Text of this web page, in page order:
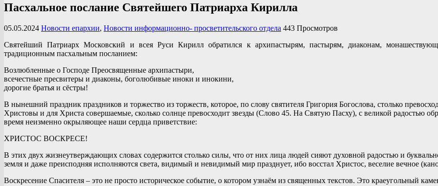
Пасхальное послание Святейшего Патриарха Кирилла
05.05.2024 Новости епархии, Новости информационно- просветительского отдела 443 Просмотров
Святейший Патриарх Московский и всея Руси Кирилл обратился к архипастырям, пастырям, диаконам,
традиционным пасхальным посланием:
Возлюбленные о Господе Преосвященные архипастыри,
всечестные пресвитеры и диаконы, боголюбивые иноки и инокини,
дорогие братья и сёстры!
В нынешний праздник праздников и торжество из торжеств, которое, по слову святителя Григория Богослова, столько
Христовы и для Христа совершаемые, сколько солнце превосходит звезды (Слово 45. На Святую Пасху), с великой радостью
время неизменно окрыляющее наши сердца приветствие:
ХРИСТОС ВОСКРЕСЕ!
В этих двух жизнеутверждающих словах содержится столько силы, что от них лица людей сияют духовной радостью и
земля и даже преисподняя исполняются света, видимый и невидимый мир празднует, ибо восстал Христос, веселие вечное
Воскресение Спасителя – это не просто историческое событие, о котором узнаём из священных текстов. Это краеугольный